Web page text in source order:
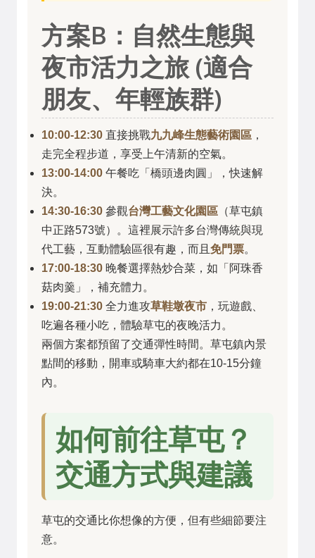
方案B：自然生態與
夜市活力之旅 (適合
朋友、年輕族群)
10:00-12:30 直接挑戰九九峰生態藝術園區 ，
走完全程步道，享受上午清新的空氣。
13:00-14:00 午餐吃「橋頭邊肉圓」，快速解
決。
14:30-16:30 參觀台灣工藝文化園區 （草屯鎮
中正路573號）。這裡展示許多台灣傳統與現
代工藝，互動體驗區很有趣，而且 免門票。
17:00-18:30 晚餐選擇熱炒合菜，如「阿珠香
菇肉羹」，補充體力。
19:00-21:30 全力進攻草鞋墩夜市 ，玩遊戲、
吃遍各種小吃，體驗草屯的夜晚活力。
兩個方案都預留了交通彈性時間。草屯鎮內景
點間的移動，開車或騎車大約都在10-15分鐘
內。
如何前往草屯？
交通方式與建議
草屯的交通比你想像的方便，但有些細節要注
意。